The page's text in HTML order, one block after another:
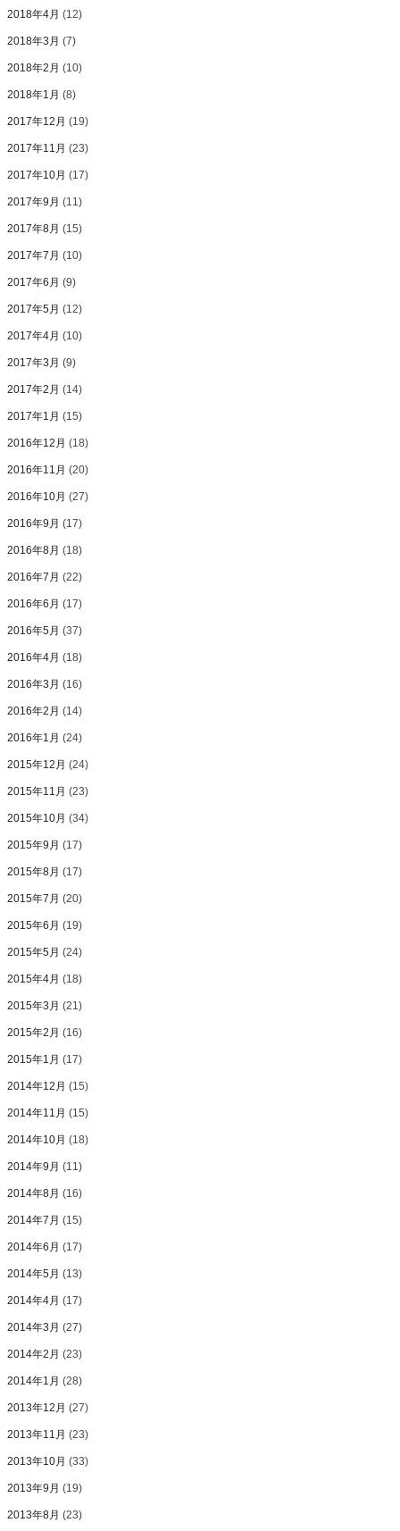
2018年4月 (12)
2018年3月 (7)
2018年2月 (10)
2018年1月 (8)
2017年12月 (19)
2017年11月 (23)
2017年10月 (17)
2017年9月 (11)
2017年8月 (15)
2017年7月 (10)
2017年6月 (9)
2017年5月 (12)
2017年4月 (10)
2017年3月 (9)
2017年2月 (14)
2017年1月 (15)
2016年12月 (18)
2016年11月 (20)
2016年10月 (27)
2016年9月 (17)
2016年8月 (18)
2016年7月 (22)
2016年6月 (17)
2016年5月 (37)
2016年4月 (18)
2016年3月 (16)
2016年2月 (14)
2016年1月 (24)
2015年12月 (24)
2015年11月 (23)
2015年10月 (34)
2015年9月 (17)
2015年8月 (17)
2015年7月 (20)
2015年6月 (19)
2015年5月 (24)
2015年4月 (18)
2015年3月 (21)
2015年2月 (16)
2015年1月 (17)
2014年12月 (15)
2014年11月 (15)
2014年10月 (18)
2014年9月 (11)
2014年8月 (16)
2014年7月 (15)
2014年6月 (17)
2014年5月 (13)
2014年4月 (17)
2014年3月 (27)
2014年2月 (23)
2014年1月 (28)
2013年12月 (27)
2013年11月 (23)
2013年10月 (33)
2013年9月 (19)
2013年8月 (23)